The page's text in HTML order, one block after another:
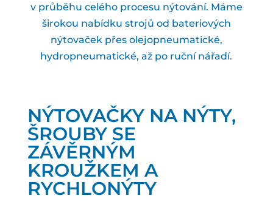
v průběhu celého procesu nýtování. Máme
širokou nabídku strojů od bateriových
nýtovaček přes olejopneumatické,
hydropneumatické, až po ruční nářadí.
NÝTOVAČKY NA NÝTY,
ŠROUBY SE
ZÁVĚRNÝM
KROUŽKEM A
RYCHLONÝTY